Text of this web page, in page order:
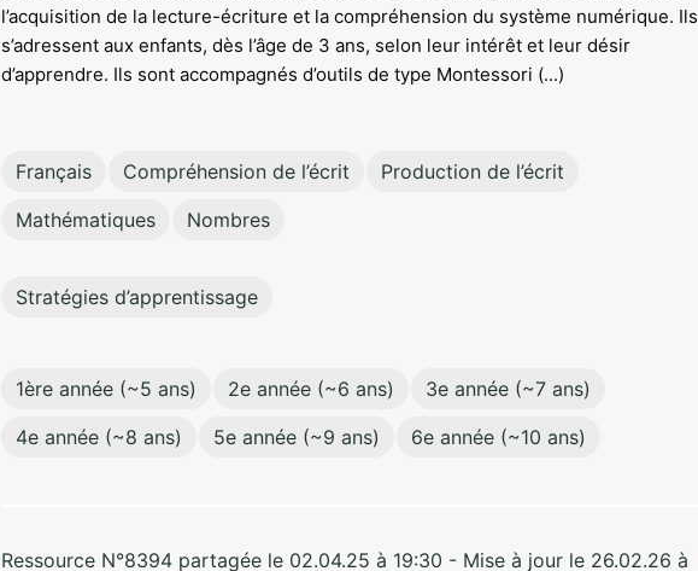
l’acquisition de la lecture-écriture et la compréhension du système numérique. Ils
s’adressent aux enfants, dès l’âge de 3 ans, selon leur intérêt et leur désir
d’apprendre. Ils sont accompagnés d’outils de type Montessori (...)
Français Compréhension de l’écrit
Production de l’écrit
Mathématiques
Nombres
Stratégies d’apprentissage
1ère année (~5 ans) 2e année (~6 ans)
3e année (~7 ans)
4e année (~8 ans)
5e année (~9 ans) 6e année (~10 ans)
Ressource N°8394 partagée le 02.04.25 à 19:30 - Mise à jour le 26.02.26 à